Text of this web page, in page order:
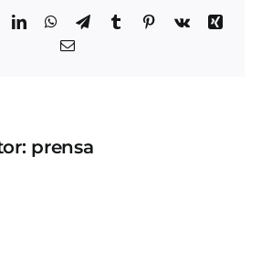
LinkedInWhatsApp
TelegramTumblrPinterest
Vk
Xing
Correo
prensa